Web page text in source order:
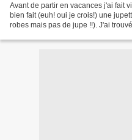
Avant de partir en vacances j'ai fait
bien fait (euh! oui je crois!) une
robes mais pas de jupe !!). J'ai